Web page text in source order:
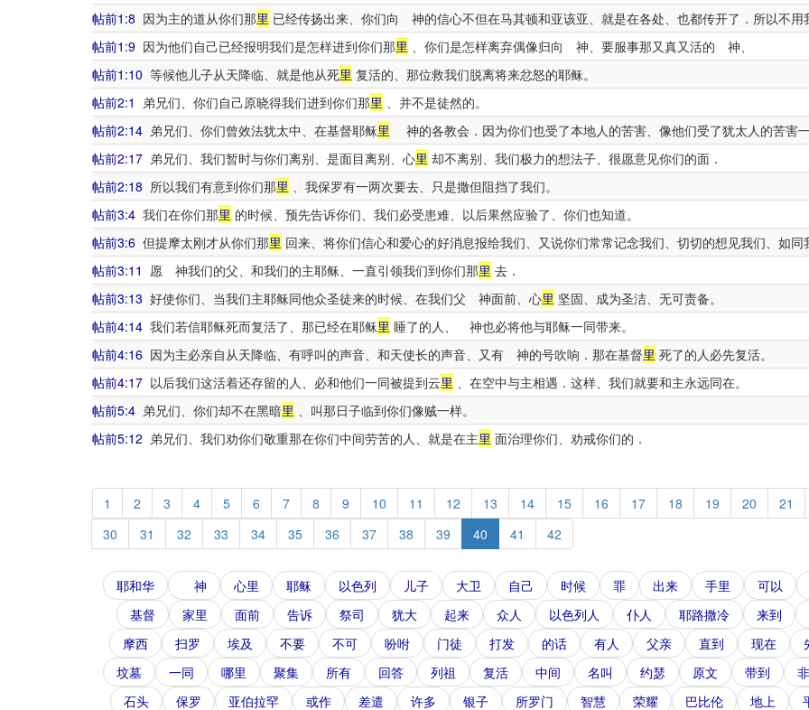
帖前1:8 因为主的道从你们那里 已经传扬出来、你们向 神的信心不但在马其顿和亚该亚、就是在各处、也都传开了．所以不用
帖前1:9 因为他们自己已经报明我们是怎样进到你们那里 、你们是怎样离弃偶像归向 神、要服事那又真又活的 神、
帖前1:10 等候他儿子从天降临、就是他从死里 复活的、那位救我们脱离将来忿怒的耶稣。
帖前2:1 弟兄们、你们自己原晓得我们进到你们那里 、并不是徒然的。
帖前2:14 弟兄们、你们曾效法犹太中、在基督耶稣里 神的各教会．因为你们也受了本地人的苦害、像他们受了犹太人的苦害
帖前2:17 弟兄们、我们暂时与你们离别、是面目离别、心里 却不离别、我们极力的想法子、很愿意见你们的面．
帖前2:18 所以我们有意到你们那里 、我保罗有一两次要去、只是撒但阻挡了我们。
帖前3:4 我们在你们那里 的时候、预先告诉你们、我们必受患难、以后果然应验了、你们也知道。
帖前3:6 但提摩太刚才从你们那里 回来、将你们信心和爱心的好消息报给我们、又说你们常常记念我们、切切的想见我们、如
帖前3:11 愿 神我们的父、和我们的主耶稣、一直引领我们到你们那里 去．
帖前3:13 好使你们、当我们主耶稣同他众圣徒来的时候、在我们父 神面前、心里 坚固、成为圣洁、无可责备。
帖前4:14 我们若信耶稣死而复活了、那已经在耶稣里 睡了的人、 神也必将他与耶稣一同带来。
帖前4:16 因为主必亲自从天降临、有呼叫的声音、和天使长的声音、又有 神的号吹响．那在基督里 死了的人必先复活。
帖前4:17 以后我们这活着还存留的人、必和他们一同被提到云里 、在空中与主相遇．这样、我们就要和主永远同在。
帖前5:4 弟兄们、你们却不在黑暗里 、叫那日子临到你们像贼一样。
帖前5:12 弟兄们、我们劝你们敬重那在你们中间劳苦的人、就是在主里 面治理你们、劝戒你们的．
1 2 3 4 5 6 7 8 9 10 11 12 13 14 15 16 17 18 19 20
21
30
31 32 33 34 35 36 37 38 39 40 41 42
耶和华 神 心里 耶稣 以色列 儿子 大卫 自己 时候 罪 出来 手里
可以
基督
家里 面前 告诉 祭司 犹大 起来 众人 以色列人 仆人 耶路撒冷
来到
摩西
扫罗 埃及 不要 不可 吩咐 门徒 打发 的话 有人 父亲 直到 现在
坟墓
一同 哪里 聚集 所有 回答 列祖 复活 中间 名叫 约瑟 原文 带到
石头
保罗 亚伯拉罕 或作 差遣 许多 银子 所罗门 智慧 荣耀 巴比伦 地上